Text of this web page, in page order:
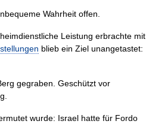
Wahrheit offen.
Leistung erbrachte mit
blieb ein Ziel unangetastet:
gegraben. Geschützt vor
wurde: Israel hatte für Fordo